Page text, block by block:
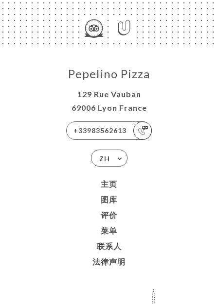
Pepelino Pizza
129 Rue Vauban
69006 Lyon France
+33983562613
ZH
主页
图库
评价
菜单
联系人
法律声明